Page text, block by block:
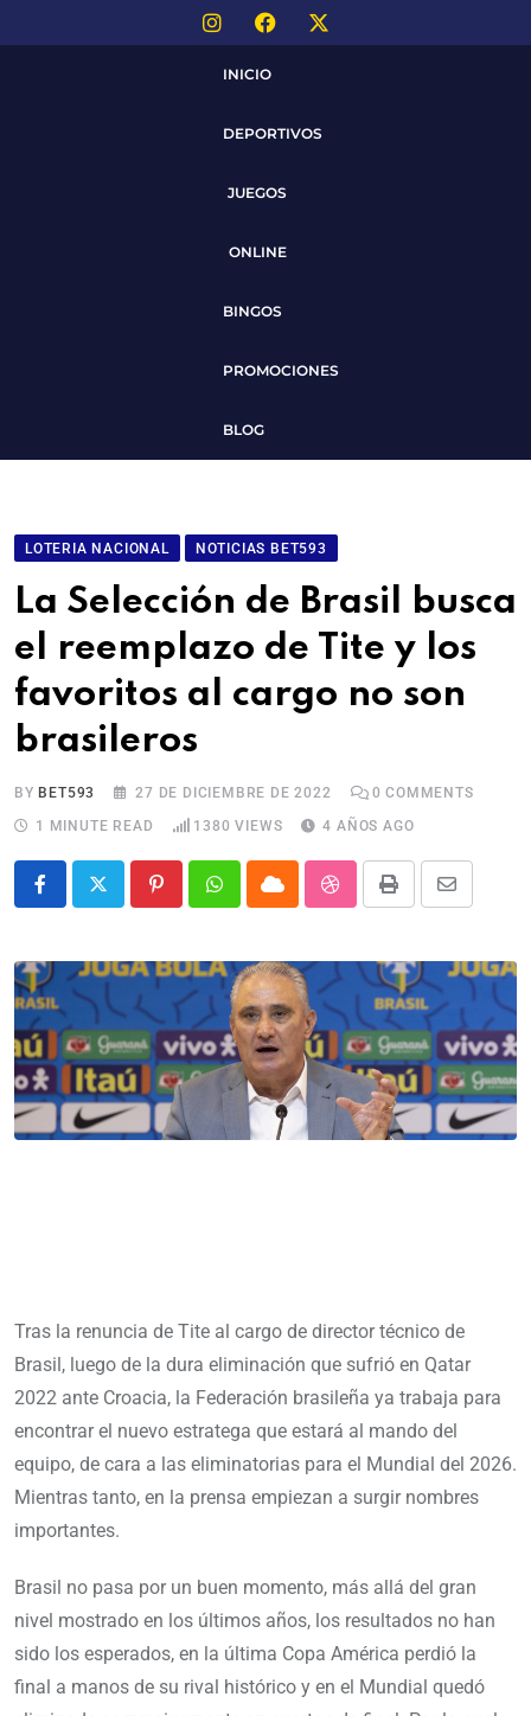
INICIO
DEPORTIVOS
JUEGOS
ONLINE
BINGOS
PROMOCIONES
BLOG
LOTERIA NACIONAL NOTICIAS BET593
La Selección de Brasil busca
el reemplazo de Tite y los
favoritos al cargo no son
brasileros
BY BET593 27 DE DICIEMBRE DE 2022 0 COMMENTS
1 MINUTE READ
1380 VIEWS 4 AÑOS AGO
Tras la renuncia de Tite al cargo de director técnico de
Brasil, luego de la dura eliminación que sufrió en Qatar
2022 ante Croacia, la Federación brasileña ya trabaja para
encontrar el nuevo estratega que estará al mando del
equipo, de cara a las eliminatorias para el Mundial del 2026.
Mientras tanto, en la prensa empiezan a surgir nombres
importantes.
Brasil no pasa por un buen momento, más allá del gran
nivel mostrado en los últimos años, los resultados no han
sido los esperados, en la última Copa América perdió la
final a manos de su rival histórico y en el Mundial quedó